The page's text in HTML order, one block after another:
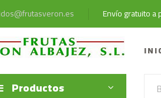
Envío gratuito a
Productos